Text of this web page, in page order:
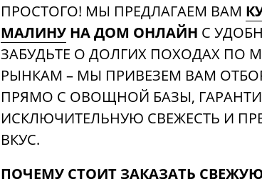
ПРОСТОГО! МЫ ПРЕДЛАГАЕМ ВАМ
МАЛИНУ НА ДОМ ОНЛАЙН С
ЗАБУДЬТЕ О ДОЛГИХ ПОХОДАХ ПО
РЫНКАМ – МЫ ПРИВЕЗЕМ ВАМ
ПРЯМО С ОВОЩНОЙ БАЗЫ,
ИСКЛЮЧИТЕЛЬНУЮ СВЕЖЕСТЬ И
ВКУС.
ПОЧЕМУ СТОИТ ЗАКАЗАТЬ